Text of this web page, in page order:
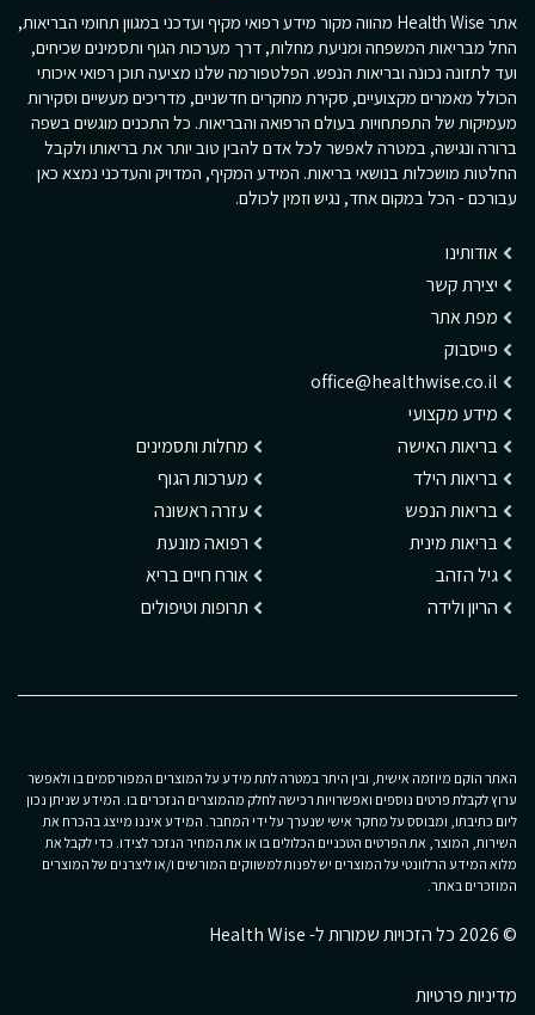
אתר Health Wise מהווה מקור מידע רפואי מקיף ועדכני במגוון תחומי הבריאות,
החל מבריאות המשפחה ומניעת מחלות, דרך מערכות הגוף ותסמינים שכיחים,
ועד לתזונה נכונה ובריאות הנפש. הפלטפורמה שלנו מציעה תוכן רפואי איכותי
הכולל מאמרים מקצועיים, סקירת מחקרים חדשניים, מדריכים מעשיים וסקירות
מעמיקות של התפתחויות בעולם הרפואה והבריאות. כל התכנים מוגשים בשפה
ברורה ונגישה, במטרה לאפשר לכל אדם להבין טוב יותר את בריאותו ולקבל
החלטות מושכלות בנושאי בריאות. המידע המקיף, המדויק והעדכני נמצא כאן
עבורכם - הכל במקום אחד, נגיש וזמין לכולם.
אודותינו
יצירת קשר
מפת אתר
פייסבוק
office@healthwise.co.il
מידע מקצועי
בריאות האישה
בריאות הילד
בריאות הנפש
בריאות מינית
גיל הזהב
הריון ולידה
מחלות ותסמינים
מערכות הגוף
עזרה ראשונה
רפואה מונעת
אורח חיים בריא
תרופות וטיפולים
האתר הוקם מיוזמה אישית, ובין היתר במטרה לתת מידע על המוצרים המפורסמים בו ולאפשר
ערוץ לקבלת פרטים נוספים ואפשרויות רכישה לחלק מהמוצרים הנזכרים בו. המידע שניתן נכון
ליום כתיבתו, ומבוסס על מחקר אישי שנערך על ידי המחבר. המידע איננו מייצג בהכרח את
השירות, המוצר, את הפרטים הטכניים הכלולים בו או את המחיר הנזכר לצידו. כדי לקבל את
מלוא המידע הרלוונטי על המוצרים יש לפנות למשווקים המורשים ו/או ליצרנים של המוצרים
המוזכרים באתר.
© 2026 כל הזכויות שמורות ל- Health Wise
מדיניות פרטיות